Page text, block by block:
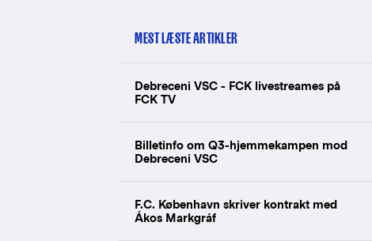
MEST LÆSTE ARTIKLER
Debreceni VSC - FCK livestreames på
FCK TV
Billetinfo om Q3-hjemmekampen mod
Debreceni VSC
F.C. København skriver kontrakt med
Ákos Markgráf